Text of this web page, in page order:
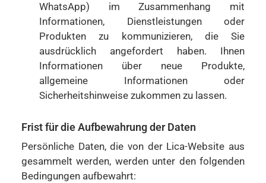
WhatsApp) im Zusammenhang mit
Informationen, Dienstleistungen oder
Produkten zu kommunizieren, die Sie
ausdrücklich angefordert haben. Ihnen
Informationen über neue Produkte,
allgemeine Informationen oder
Sicherheitshinweise zukommen zu lassen.
Frist für die Aufbewahrung der Daten
Persönliche Daten, die von der Lica-Website aus
gesammelt werden, werden unter den folgenden
Bedingungen aufbewahrt: